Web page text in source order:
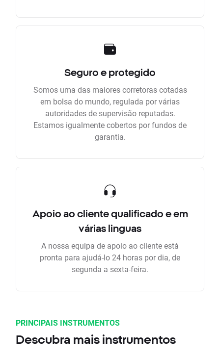
Seguro e protegido
Somos uma das maiores corretoras cotadas
em bolsa do mundo, regulada por várias
autoridades de supervisão reputadas.
Estamos igualmente cobertos por fundos de
garantia.
Apoio ao cliente qualificado e em
várias linguas
A nossa equipa de apoio ao cliente está
pronta para ajudá-lo 24 horas por dia, de
segunda a sexta-feira.
PRINCIPAIS INSTRUMENTOS
Descubra mais instrumentos